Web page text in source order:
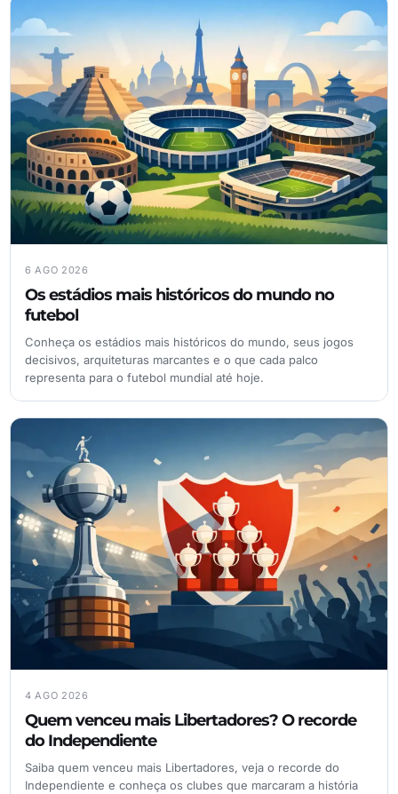
6 AGO 2026
Os estádios mais históricos do mundo no
futebol
Conheça os estádios mais históricos do mundo, seus jogos
decisivos, arquiteturas marcantes e o que cada palco
representa para o futebol mundial até hoje.
4 AGO 2026
Quem venceu mais Libertadores? O recorde
do Independiente
Saiba quem venceu mais Libertadores, veja o recorde do
Independiente e conheça os clubes que marcaram a história